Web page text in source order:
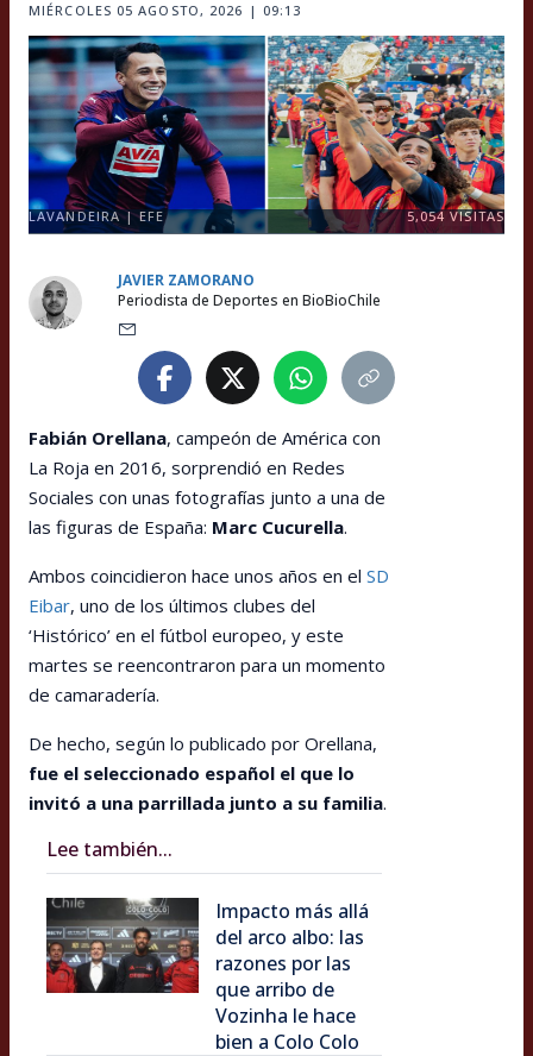
MIÉRCOLES 05 AGOSTO, 2026 | 09:13
LAVANDEIRA | EFE 5,054VISITAS
JAVIER ZAMORANO
Periodista de Deportes en BioBioChile
Fabián Orellana, campeón de América con
La Roja en 2016, sorprendió en Redes
Sociales con unas fotografías junto a una de
las figuras de España: Marc Cucurella.
Ambos coincidieron hace unos años en el SD
Eibar, uno de los últimos clubes del
‘Histórico’ en el fútbol europeo, y este
martes se reencontraron para un momento
de camaradería.
De hecho, según lo publicado por Orellana,
fue el seleccionado español el que lo
invitó a una parrillada junto a su familia.
Lee también...
Impacto más allá
del arco albo: las
razones por las
que arribo de
Vozinha le hace
bien a Colo Colo